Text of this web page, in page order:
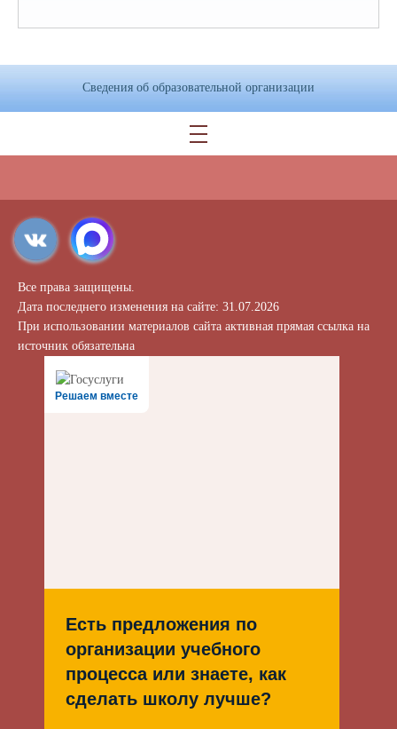
Сведения об образовательной организации
Все права защищены.
Дата последнего изменения на сайте: 31.07.2026
При использовании материалов сайта активная прямая ссылка на
источник обязательна
Решаем вместе
Есть предложения по
организации учебного
процесса или знаете, как
сделать школу лучше?